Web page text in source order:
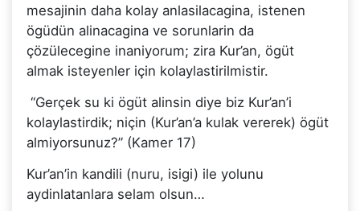
mesajinin daha kolay anlasilacagina, istenen
ögüdün alinacagina ve sorunlarin da
çözülecegine inaniyorum; zira Kur’an, ögüt
almak isteyenler için kolaylastirilmistir.
“Gerçek su ki ögüt alinsin diye biz Kur’an’i
kolaylastirdik; niçin (Kur’an’a kulak vererek) ögüt
almiyorsunuz?” (Kamer 17)
Kur’an’in kandili (nuru, isigi) ile yolunu
aydinlatanlara selam olsun…